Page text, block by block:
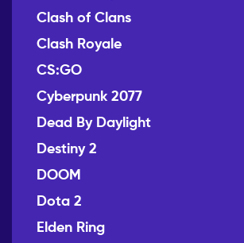
Clash of Clans
Clash Royale
CS:GO
Cyberpunk 2077
Dead By Daylight
Destiny 2
DOOM
Dota 2
Elden Ring